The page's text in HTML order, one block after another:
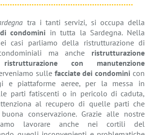
tra i tanti servizi, si occupa della
condomini in tutta la Sardegna. Nella
casi parliamo della ristrutturazione di
ma anche ristrutturazione
ristrutturazione con manutenzione
sulle facciate dei condomini con
e piattaforme aeree, per la messa in
parti fatiscenti o in pericolo di caduta,
al recupero di quelle parti che
conservazione. Grazie alle nostre
lavorare anche nei cortili del